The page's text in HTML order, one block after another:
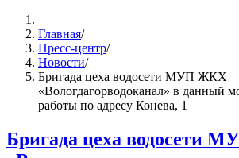
Главная/
Пресс-центр/
Новости/
Бригада цеха водосети МУП ЖКХ
«Вологдагорводоканал» в данный
работы по адресу Конева, 1
Бригада цеха водосети